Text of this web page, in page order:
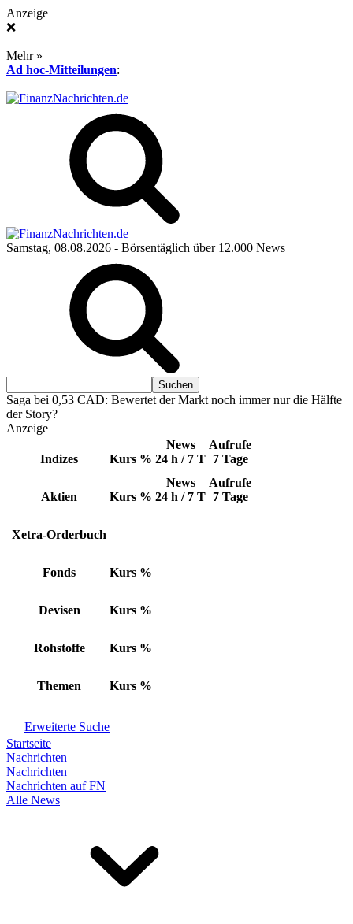
Anzeige
❌
Mehr »
Ad hoc-Mitteilungen:
Samstag, 08.08.2026 - Börsentäglich über 12.000 News
Saga bei 0,53 CAD: Bewertet der Markt noch immer nur die Hälfte
der Story?
Anzeige
Indizes Kurs %
News
24 h / 7 T
Aufrufe
7 Tage
Aktien Kurs %
News
24 h / 7 T
Aufrufe
7 Tage
Xetra-Orderbuch
Fonds Kurs %
Devisen Kurs %
Rohstoffe Kurs %
Themen Kurs %
Erweiterte Suche
Startseite
Nachrichten
Nachrichten
Nachrichten auf FN
Alle News